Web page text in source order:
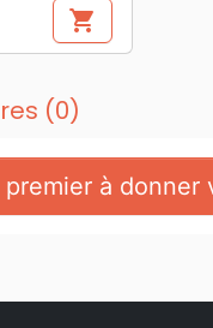
shopping_cart
(0)
à donner